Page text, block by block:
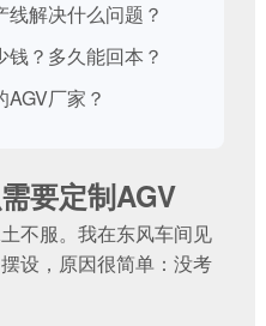
解决什么问题？
？多久能回本？
厂家？
要定制AGV
不服。我在东风车间见
设，原因很简单：没考